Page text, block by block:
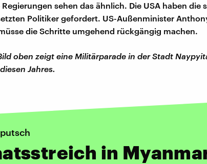
Regierungen sehen das ähnlich. Die USA haben die
Politiker gefordert. US-Außenminister
die Schritte umgehend rückgängig machen.
oben zeigt eine Militärparade in der Stadt
Jahres.
in